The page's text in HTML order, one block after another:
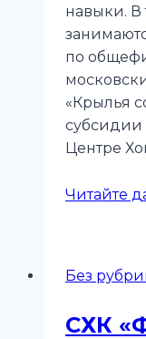
навыки. В
по
«Крылья
субсидии
Центре
Читайте
Без
СХК